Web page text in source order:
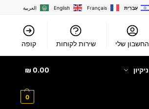
العربية English Français עִבְרִית
החשבון שלי שירות לקוחות קופה
ניקיון 0.00
₪
0